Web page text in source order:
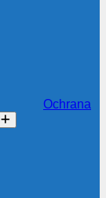
Ochrana